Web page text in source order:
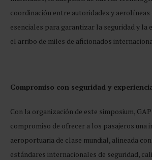
coordinación entre autoridades y
esenciales para garantizar la seguridad y la
el arribo de miles de aficionados
Compromiso con seguridad y
Con la organización de este simposium,
compromiso de ofrecer a los pasajeros una
aeroportuaria de clase mundial, alineada
estándares internacionales de seguridad,